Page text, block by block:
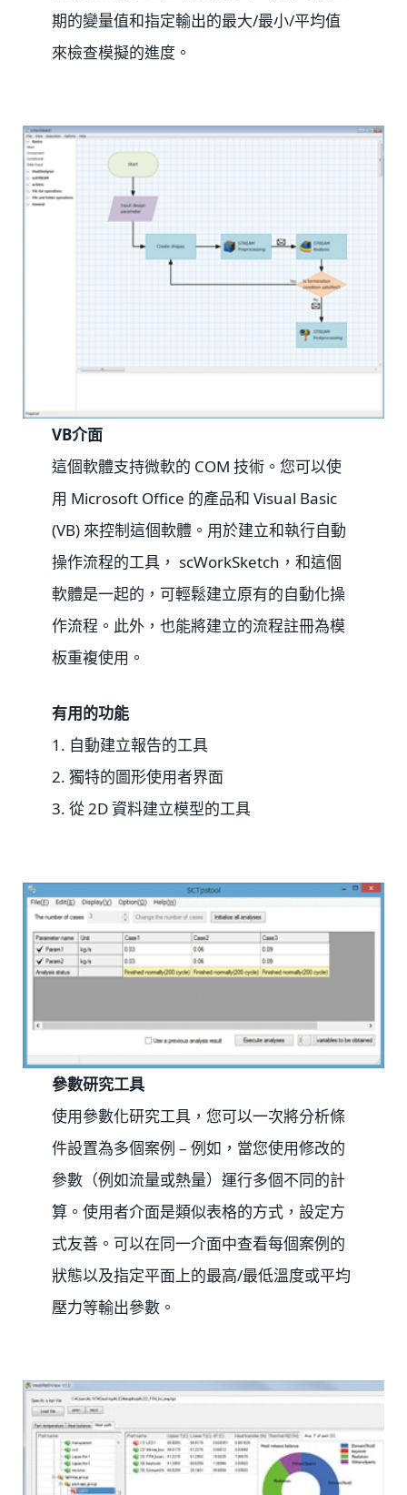
期的變量值和指定輸出的最大/最小/平均值
來檢查模擬的進度。
VB介面
這個軟體支持微軟的 COM 技術。您可以使
用 Microsoft Office 的產品和 Visual Basic
(VB) 來控制這個軟體。用於建立和執行自動
操作流程的工具， scWorkSketch，和這個
軟體是一起的，可輕鬆建立原有的自動化操
作流程。此外，也能將建立的流程註冊為模
板重複使用。
有用的功能
1. 自動建立報告的工具
2. 獨特的圖形使用者界面
3. 從 2D 資料建立模型的工具
參數研究工具
使用參數化研究工具，您可以一次將分析條
件設置為多個案例 – 例如，當您使用修改的
參數（例如流量或熱量）運行多個不同的計
算。使用者介面是類似表格的方式，設定方
式友善。可以在同一介面中查看每個案例的
狀態以及指定平面上的最高/最低溫度或平均
壓力等輸出參數。